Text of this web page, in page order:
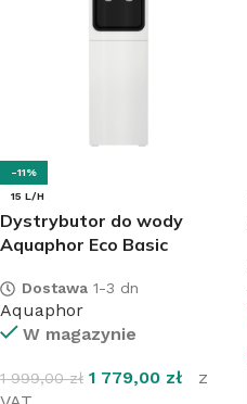
-11%
15 L/H
Dystrybutor do wody
Aquaphor Eco Basic
Dostawa 1-3 dn
Aquaphor
W magazynie
1 999,00zł 1 779,00 zł
z